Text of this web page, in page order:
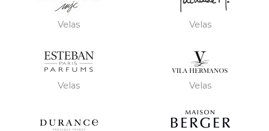
Velas Velas
Velas Velas